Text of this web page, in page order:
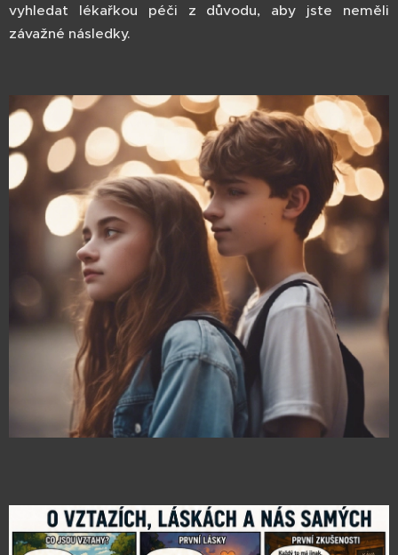
vyhledat lékařkou péči z důvodu, aby jste neměli
závažné následky.